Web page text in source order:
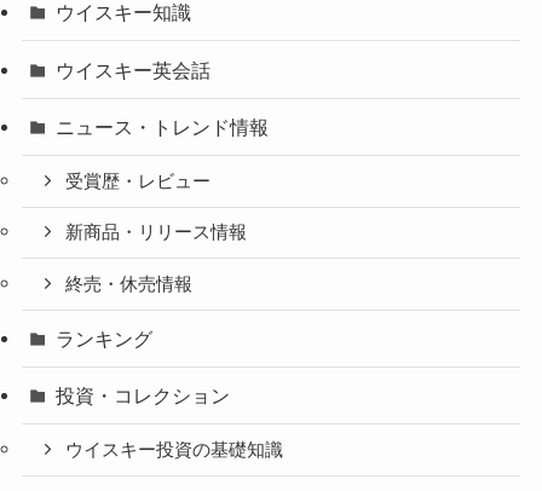
ウイスキー知識
ウイスキー英会話
ニュース・トレンド情報
受賞歴・レビュー
新商品・リリース情報
終売・休売情報
ランキング
投資・コレクション
ウイスキー投資の基礎知識